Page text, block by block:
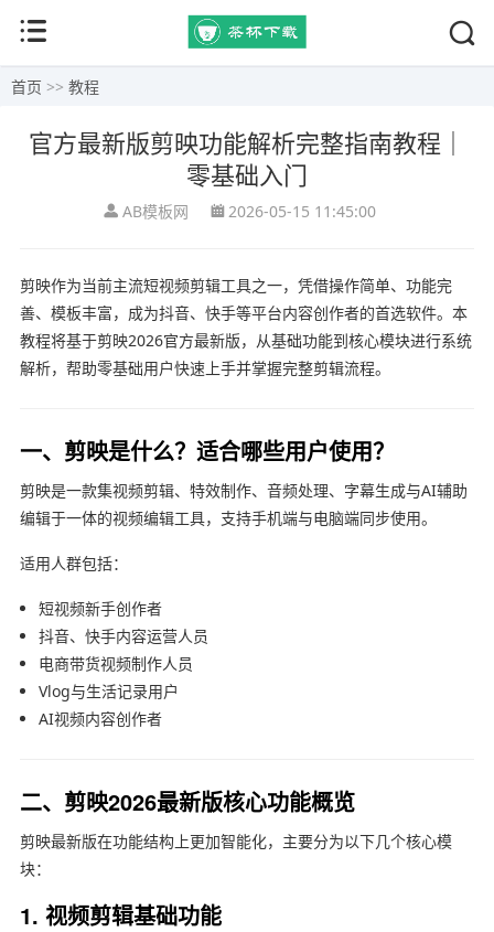
首页 >> 教程
官方最新版剪映功能解析完整指南教程｜
零基础入门
AB模板网 2026-05-15 11:45:00
剪映作为当前主流短视频剪辑工具之一，凭借操作简单、功能完
善、模板丰富，成为抖音、快手等平台内容创作者的首选软件。本
教程将基于剪映2026官方最新版，从基础功能到核心模块进行系统
解析，帮助零基础用户快速上手并掌握完整剪辑流程。
一、剪映是什么？适合哪些用户使用？
剪映是一款集视频剪辑、特效制作、音频处理、字幕生成与AI辅助
编辑于一体的视频编辑工具，支持手机端与电脑端同步使用。
适用人群包括：
短视频新手创作者
抖音、快手内容运营人员
电商带货视频制作人员
Vlog与生活记录用户
AI视频内容创作者
二、剪映2026最新版核心功能概览
剪映最新版在功能结构上更加智能化，主要分为以下几个核心模
块：
1. 视频剪辑基础功能